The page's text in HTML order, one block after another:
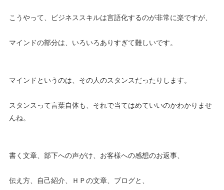
こうやって、ビジネススキルは言語化するのが非常に楽ですが、
マインドの部分は、いろいろありすぎて難しいです。
マインドというのは、その人のスタンスだったりします。
スタンスって言葉自体も、それで当てはめていいのかわかりませ
んね。
書く文章、部下への声がけ、お客様への感想のお返事、
伝え方、自己紹介、ＨＰの文章、ブログと、